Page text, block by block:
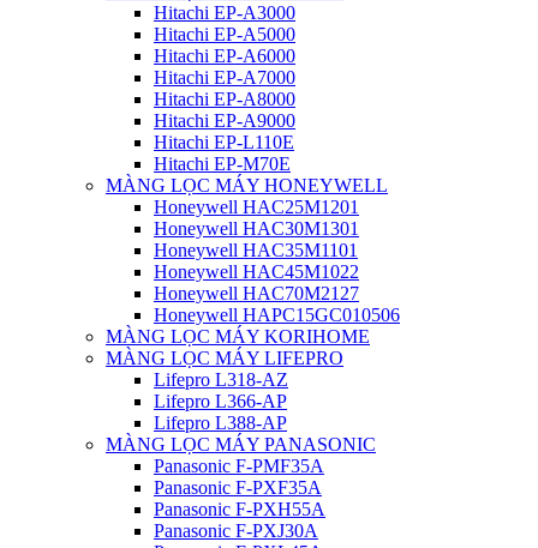
Hitachi EP-A3000
Hitachi EP-A5000
Hitachi EP-A6000
Hitachi EP-A7000
Hitachi EP-A8000
Hitachi EP-A9000
Hitachi EP-L110E
Hitachi EP-M70E
MÀNG LỌC MÁY HONEYWELL
Honeywell HAC25M1201
Honeywell HAC30M1301
Honeywell HAC35M1101
Honeywell HAC45M1022
Honeywell HAC70M2127
Honeywell HAPC15GC010506
MÀNG LỌC MÁY KORIHOME
MÀNG LỌC MÁY LIFEPRO
Lifepro L318-AZ
Lifepro L366-AP
Lifepro L388-AP
MÀNG LỌC MÁY PANASONIC
Panasonic F-PMF35A
Panasonic F-PXF35A
Panasonic F-PXH55A
Panasonic F-PXJ30A